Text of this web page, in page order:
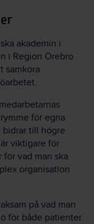
akademin i
i Region Örebro
samköra
för egna
till högre
viktigare för
vad man ska
organisation
på vad man
för både patienter